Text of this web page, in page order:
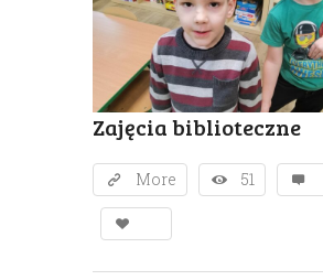
Zajęcia biblioteczne
More 51